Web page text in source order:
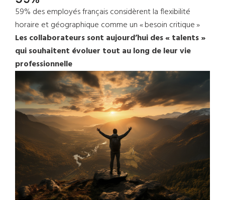
59% des employés français considèrent la flexibilité
horaire et géographique comme un « besoin critique »
Les collaborateurs sont aujourd’hui des « talents »
qui souhaitent évoluer tout au long de leur vie
professionnelle